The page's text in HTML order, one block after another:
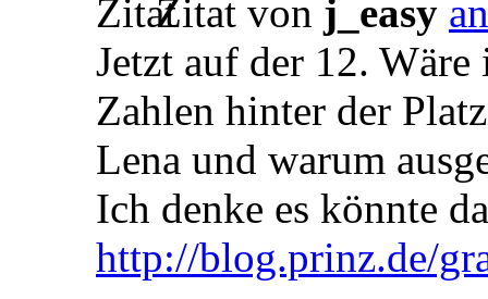
Zitat von j_easy
Jetzt auf der 12.
Zahlen hinter der
Lena und warum
Ich denke es könnte
http://blog.prinz.de/